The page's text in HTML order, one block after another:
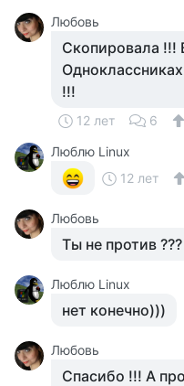
Любовь
Скопировала !!!
!!!
12 лет 6
Люблю Linux
12 лет
Любовь
Ты не против ???
Люблю Linux
нет конечно)))
Любовь
Спасибо !!! А